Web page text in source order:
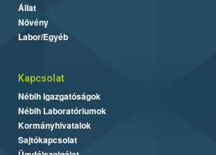
Állat
Növény
Labor/Egyéb
Kapcsolat
Nébih Igazgatóságok
Nébih Laboratóriumok
Kormányhivatalok
Sajtókapcsolat